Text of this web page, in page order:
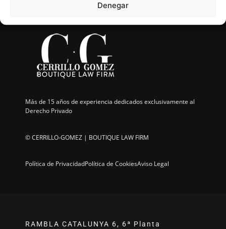
Denegar
Más de 15 años de experiencia dedicados exclusivamente al
Derecho Privado
©CERRILLO-GOMEZ | BOUTIQUE LAW FIRM
Política de PrivacidadPolítica de CookiesAviso Legal
RAMBLA CATALUNYA 6, 6ª Planta